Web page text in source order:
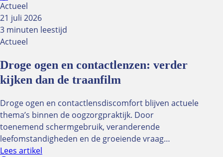
Actueel
21 juli 2026
3 minuten leestijd
Actueel
Droge ogen en contactlenzen: verder
kijken dan de traanfilm
Droge ogen en contactlensdiscomfort blijven actuele
thema’s binnen de oogzorgpraktijk. Door
toenemend schermgebruik, veranderende
leefomstandigheden en de groeiende vraag…
Lees artikel